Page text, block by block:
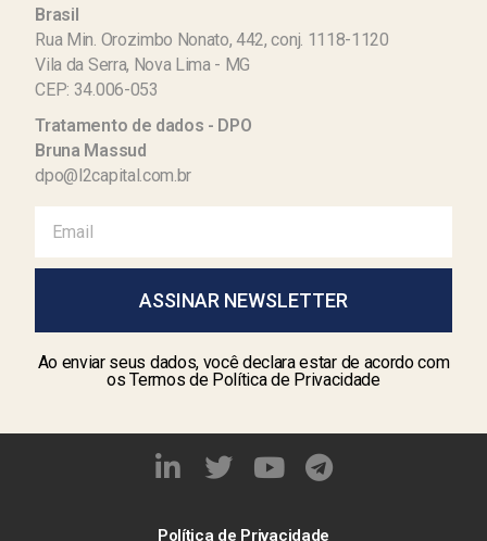
Brasil
Rua Min. Orozimbo Nonato, 442, conj. 1118-1120
Vila da Serra, Nova Lima - MG
CEP: 34.006-053
Tratamento de dados - DPO
Bruna Massud
dpo@l2capital.com.br
ASSINAR NEWSLETTER
Ao enviar seus dados, você declara estar de acordo com
os Termos de Política de Privacidade
Política de Privacidade